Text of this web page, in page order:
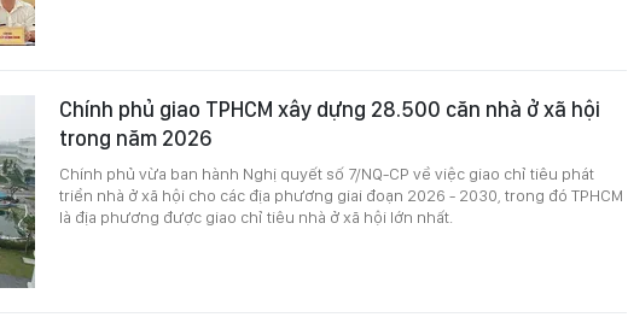
Chính phủ giao TPHCM xây dựng 28.500 căn nhà ở xã hội
trong năm 2026
Chính phủ vừa ban hành Nghị quyết số 7/NQ-CP về việc giao chỉ tiêu phát
triển nhà ở xã hội cho các địa phương giai đoạn 2026 - 2030, trong đó TPHCM
là địa phương được giao chỉ tiêu nhà ở xã hội lớn nhất.